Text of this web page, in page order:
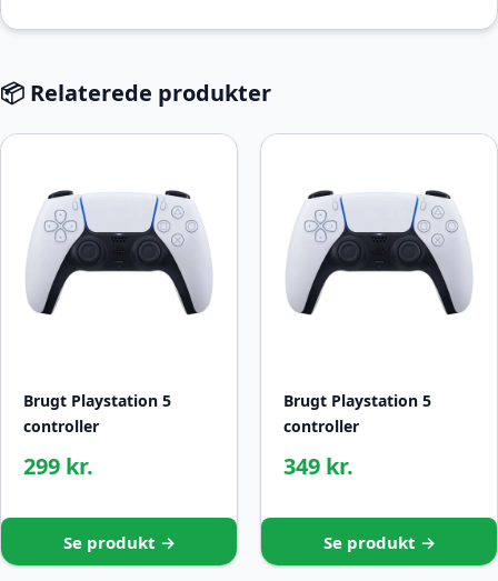
📦 Relaterede produkter
Brugt Playstation 5
controller
299 kr.
Se produkt →
Brugt Playstation 5
controller
349 kr.
Se produkt →